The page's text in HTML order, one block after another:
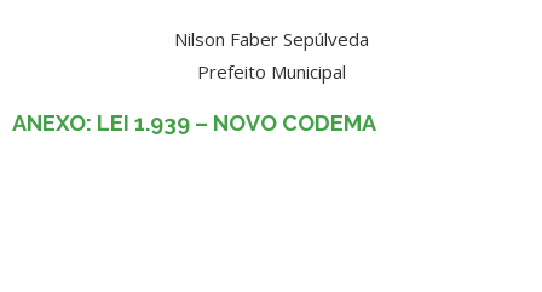
Nilson Faber Sepúlveda
Prefeito Municipal
ANEXO: LEI 1.939 – NOVO CODEMA